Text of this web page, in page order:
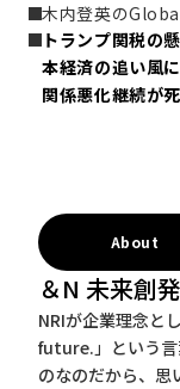
木内登英の
トランプ関税の
本経済の追い風
関係悪化継続が
About
＆N 未来創
NRIが企業理念と
future.」という言
のなのだから、思